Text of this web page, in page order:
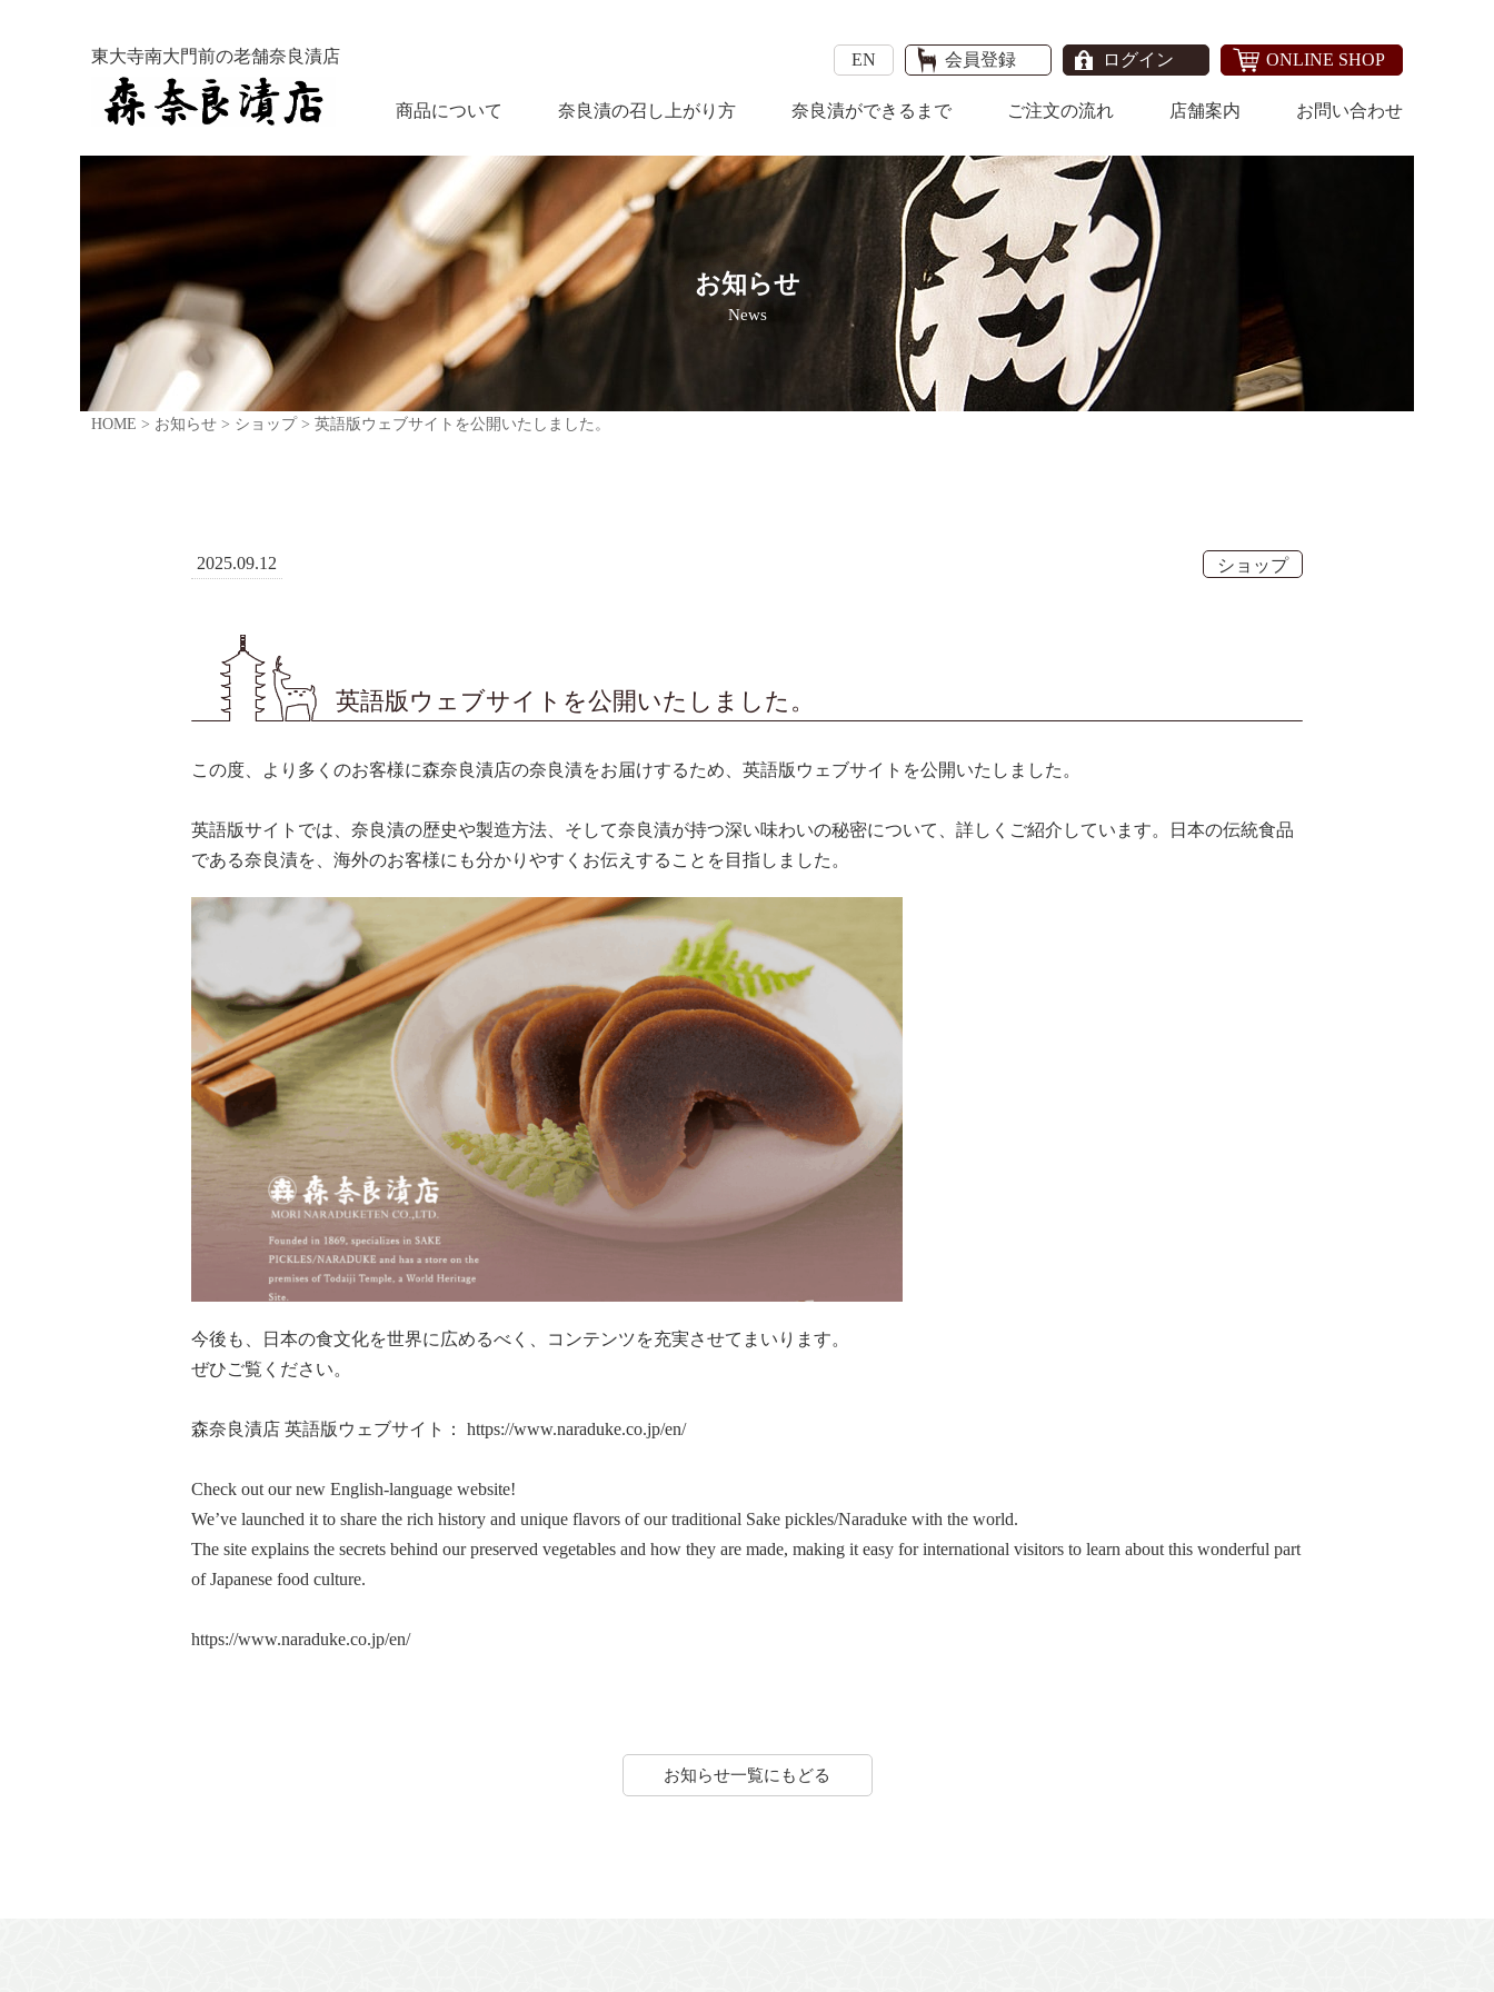
東大寺南大門前の老舗奈良漬店 EN 会員登録 ログイン ONLINE SHOP
商品について 奈良漬の召し上がり方 奈良漬ができるまで ご注文の流れ 店舗案内 お問い合わせ
お知らせ
News
HOME > お知らせ > ショップ > 英語版ウェブサイトを公開いたしました。
2025.09.12 ショップ
英語版ウェブサイトを公開いたしました。
この度、より多くのお客様に森奈良漬店の奈良漬をお届けするため、英語版ウェブサイトを公開いたしました。
英語版サイトでは、奈良漬の歴史や製造方法、そして奈良漬が持つ深い味わいの秘密について、詳しくご紹介しています。日本の伝統食品
である奈良漬を、海外のお客様にも分かりやすくお伝えすることを目指しました。
今後も、日本の食文化を世界に広めるべく、コンテンツを充実させてまいります。
ぜひご覧ください。
森奈良漬店 英語版ウェブサイト： https://www.naraduke.co.jp/en/
Check out our new English-language website!
We’ve launched it to share the rich history and unique flavors of our traditional Sake pickles/Naraduke with the world.
The site explains the secrets behind our preserved vegetables and how they are made, making it easy for international visitors to learn about this wonderful part
of Japanese food culture.
https://www.naraduke.co.jp/en/
お知らせ一覧にもどる